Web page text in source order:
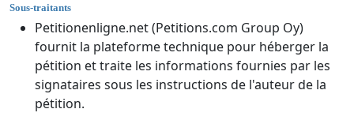
Sous-traitants
Petitionenligne.net (Petitions.com Group Oy)
fournit la plateforme technique pour héberger la
pétition et traite les informations fournies par les
signataires sous les instructions de l'auteur de la
pétition.